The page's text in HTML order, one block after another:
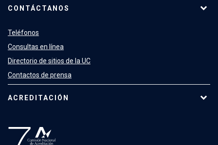
CONTÁCTANOS
Teléfonos
Consultas en línea
Directorio de sitios de la UC
Contactos de prensa
ACREDITACIÓN